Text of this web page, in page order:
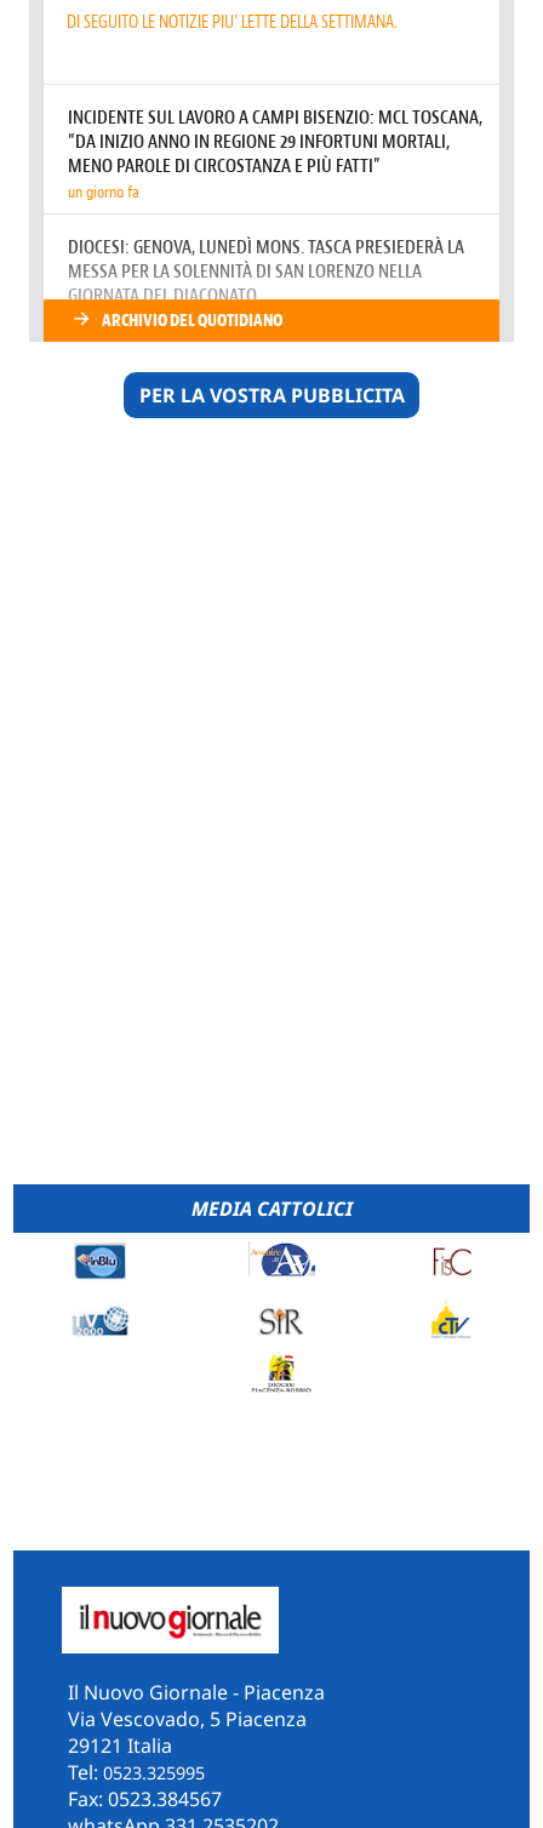
PER LA VOSTRA PUBBLICITA
MEDIA CATTOLICI
Il Nuovo Giornale - Piacenza
Via Vescovado, 5 Piacenza
29121 Italia
Tel: 0523.325995
Fax: 0523.384567